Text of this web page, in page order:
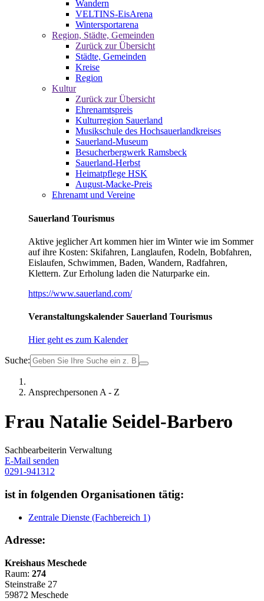
Wandern
VELTINS-EisArena
Wintersportarena
Region, Städte, Gemeinden
Zurück zur Übersicht
Städte, Gemeinden
Kreise
Region
Kultur
Zurück zur Übersicht
Ehrenamtspreis
Kulturregion Sauerland
Musikschule des Hochsauerlandkreises
Sauerland-Museum
Besucherbergwerk Ramsbeck
Sauerland-Herbst
Heimatpflege HSK
August-Macke-Preis
Ehrenamt und Vereine
Sauerland Tourismus
Aktive jeglicher Art kommen hier im Winter wie im Sommer
auf ihre Kosten: Skifahren, Langlaufen, Rodeln, Bobfahren,
Eislaufen, Schwimmen, Baden, Wandern, Radfahren,
Klettern. Zur Erholung laden die Naturparke ein.
https://www.sauerland.com/
Veranstaltungskalender Sauerland Tourismus
Hier geht es zum Kalender
Suche:
Ansprechpersonen A - Z
Frau Natalie Seidel-Barbero
Sachbearbeiterin Verwaltung
E-Mail senden
0291-941312
ist in folgenden Organisationen tätig:
Zentrale Dienste (Fachbereich 1)
Adresse:
Kreishaus Meschede
Raum: 274
Steinstraße 27
59872 Meschede